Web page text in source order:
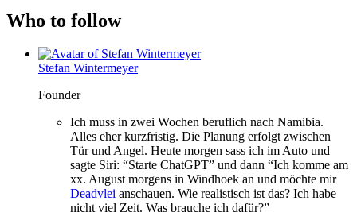
Who to follow
Stefan Wintermeyer
Founder
Ich muss in zwei Wochen beruflich nach Namibia.
Alles eher kurzfristig. Die Planung erfolgt zwischen
Tür und Angel. Heute morgen sass ich im Auto und
sagte Siri: “Starte ChatGPT” und dann “Ich komme am
xx. August morgens in Windhoek an und möchte mir
Deadvlei anschauen. Wie realistisch ist das? Ich habe
nicht viel Zeit. Was brauche ich dafür?”